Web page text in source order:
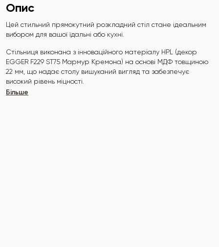
Опис
Цей стильний прямокутний розкладний стіл стане ідеальним
вибором для вашої їдальні або кухні.
Стільниця виконана з інноваційного матеріалу HPL (декор
EGGER F229 ST75 Мармур Кремона) на основі МДФ товщиною
22 мм, що надає столу вишуканий вигляд та забезпечує
високий рівень міцності.
Більше